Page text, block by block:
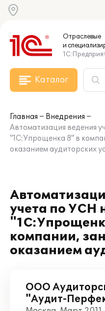
Отраслевые
и
Каталог
Главная
Внедрения
Автоматизация ведения
"1С:Упрощенка 8" в
оказанием аудиторских
учета по УСН
компании,
оказанием
ООО
"Аудит-